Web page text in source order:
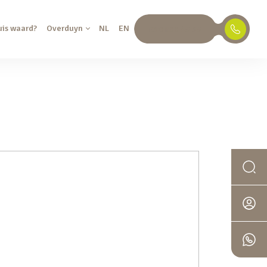
waard? Overduyn NL EN